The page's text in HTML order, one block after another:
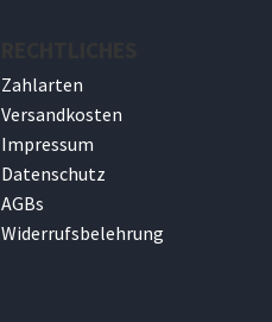
Zahlarten
Versandkosten
Impressum
Datenschutz
AGBs
Widerrufsbelehrung